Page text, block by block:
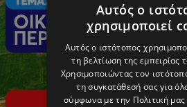
Αυτός ο
χρησιμοποιεί
Αυτός ο ιστότοπος
τη βελτίωση της εμπειρίας
Χρησιμοποιώντας τον
τη συγκατάθεσή σας για
σύμφωνα με την Πολιτική μας